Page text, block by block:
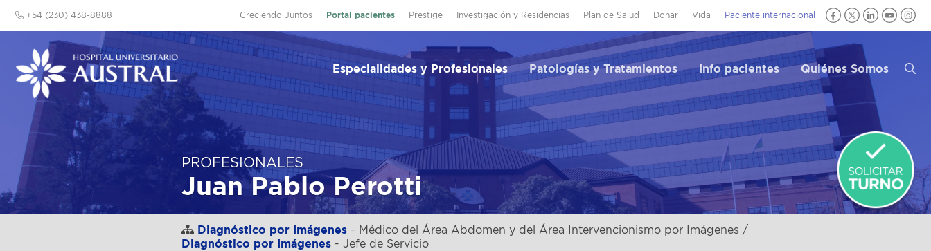
Creciendo Juntos Portal pacientes Prestige Investigación y Residencias Plan de Salud Donar Vida Paciente internacional
+54 (230) 438-8888
Especialidades y Profesionales Patologías y Tratamientos Info pacientes Quiénes Somos
PROFESIONALES
Juan Pablo Perotti
Diagnóstico por Imágenes - Médico del Área Abdomen y del Área Intervencionismo por Imágenes /
Diagnóstico por Imágenes - Jefe de Servicio